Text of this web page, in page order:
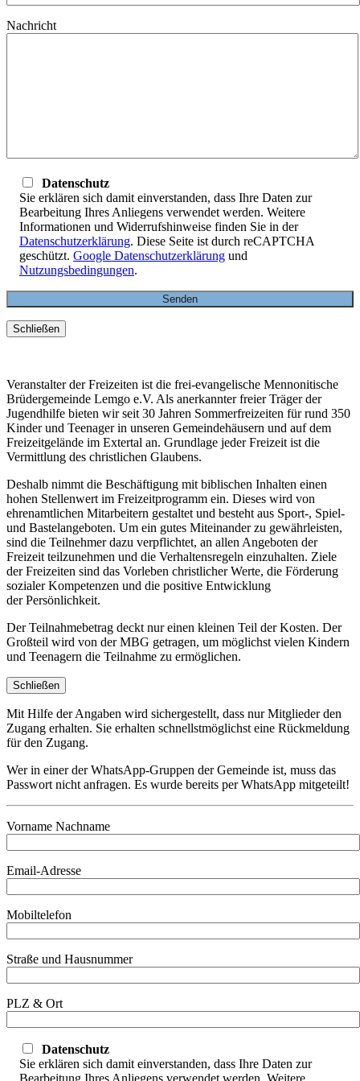
Nachricht
Datenschutz
Sie erklären sich damit einverstanden, dass Ihre Daten zur
Bearbeitung Ihres Anliegens verwendet werden. Weitere
Informationen und Widerrufshinweise finden Sie in der
Datenschutzerklärung. Diese Seite ist durch reCAPTCHA
geschützt. Google Datenschutzerklärung und
Nutzungsbedingungen.
Schließen
Veranstalter der Freizeiten ist die frei-evangelische Mennonitische
Brüdergemeinde Lemgo e.V. Als anerkannter freier Träger der
Jugendhilfe bieten wir seit 30 Jahren Sommerfreizeiten für rund 350
Kinder und Teenager in unseren Gemeindehäusern und auf dem
Freizeitgelände im Extertal an. Grundlage jeder Freizeit ist die
Vermittlung des christlichen Glaubens.
Deshalb nimmt die Beschäftigung mit biblischen Inhalten einen
hohen Stellenwert im Freizeitprogramm ein. Dieses wird von
ehrenamtlichen Mitarbeitern gestaltet und besteht aus Sport-, Spiel-
und Bastelangeboten. Um ein gutes Miteinander zu gewährleisten,
sind die Teilnehmer dazu verpflichtet, an allen Angeboten der
Freizeit teilzunehmen und die Verhaltensregeln einzuhalten. Ziele
der Freizeiten sind das Vorleben christlicher Werte, die Förderung
sozialer Kompetenzen und die positive Entwicklung
der Persönlichkeit.
Der Teilnahmebetrag deckt nur einen kleinen Teil der Kosten. Der
Großteil wird von der MBG getragen, um möglichst vielen Kindern
und Teenagern die Teilnahme zu ermöglichen.
Schließen
Mit Hilfe der Angaben wird sichergestellt, dass nur Mitglieder den
Zugang erhalten. Sie erhalten schnellstmöglichst eine Rückmeldung
für den Zugang.
Wer in einer der WhatsApp-Gruppen der Gemeinde ist, muss das
Passwort nicht anfragen. Es wurde bereits per WhatsApp mitgeteilt!
Vorname Nachname
Email-Adresse
Mobiltelefon
Straße und Hausnummer
PLZ & Ort
Datenschutz
Sie erklären sich damit einverstanden, dass Ihre Daten zur
Bearbeitung Ihres Anliegens verwendet werden. Weitere